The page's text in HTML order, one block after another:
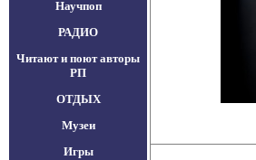
Научпоп
РАДИО
Читают и поют авторы
РП
ОТДЫХ
Музеи
Игры